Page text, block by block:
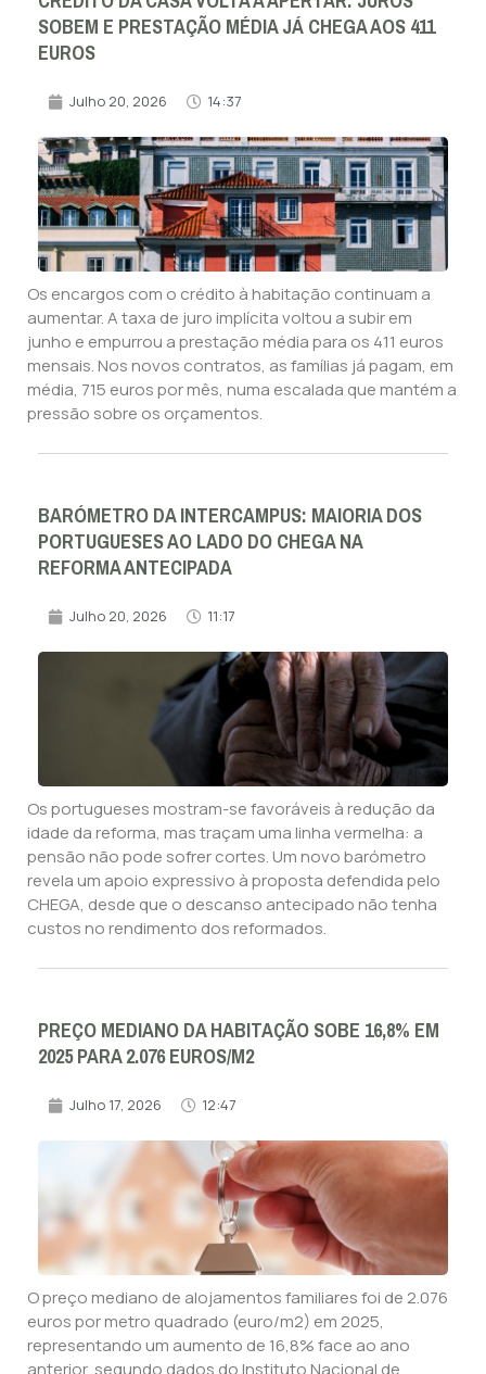
SOBEM E PRESTAÇÃO MÉDIA JÁ CHEGA AOS 411
EUROS
Julho 20, 2026 14:37
Os encargos com o crédito à habitação continuam a
aumentar. A taxa de juro implícita voltou a subir em
junho e empurrou a prestação média para os 411 euros
mensais. Nos novos contratos, as famílias já pagam, em
média, 715 euros por mês, numa escalada que mantém a
pressão sobre os orçamentos.
BARÓMETRO DA INTERCAMPUS: MAIORIA DOS
PORTUGUESES AO LADO DO CHEGA NA
REFORMA ANTECIPADA
Julho 20, 2026 11:17
Os portugueses mostram-se favoráveis à redução da
idade da reforma, mas traçam uma linha vermelha: a
pensão não pode sofrer cortes. Um novo barómetro
revela um apoio expressivo à proposta defendida pelo
CHEGA, desde que o descanso antecipado não tenha
custos no rendimento dos reformados.
PREÇO MEDIANO DA HABITAÇÃO SOBE 16,8% EM
2025 PARA 2.076 EUROS/M2
Julho 17, 2026 12:47
O preço mediano de alojamentos familiares foi de 2.076
euros por metro quadrado (euro/m2) em 2025,
representando um aumento de 16,8% face ao ano
anterior, segundo dados do Instituto Nacional de